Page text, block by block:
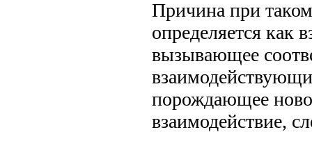
Причина при таком
определяется как
вызывающее
порождающее
взаимодействие,